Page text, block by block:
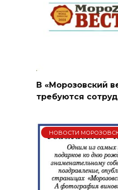
В «Морозовский
требуются
НОВОСТИ